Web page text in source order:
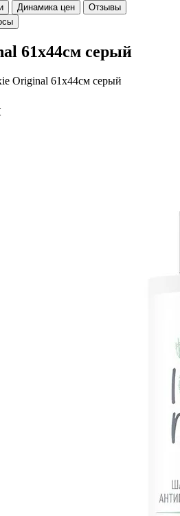
Динамика цен
Отзывы
61х44см серый
Original 61х44см серый